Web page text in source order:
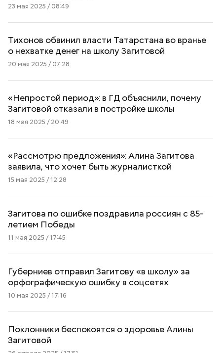
23 мая 2025 / 08:49
Тихонов обвинил власти Татарстана во вранье
о нехватке денег на школу Загитовой
20 мая 2025 / 07:28
«Непростой период»: в ГД объяснили, почему
Загитовой отказали в постройке школы
18 мая 2025 / 20:49
«Рассмотрю предложения»: Алина Загитова
заявила, что хочет быть журналисткой
15 мая 2025 / 12:28
Загитова по ошибке поздравила россиян с 85-
летием Победы
11 мая 2025 / 17:45
Губерниев отправил Загитову «в школу» за
орфографическую ошибку в соцсетях
10 мая 2025 / 17:16
Поклонники беспокоятся о здоровье Алины
Загитовой